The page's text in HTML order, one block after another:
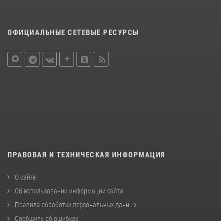
ОФИЦИАЛЬНЫЕ СЕТЕВЫЕ РЕСУРСЫ
ПРАВОВАЯ И ТЕХНИЧЕСКАЯ ИНФОРМАЦИЯ
О сайте
Об использовании информации сайта
Правила обработки персональных данных
Сообщить об ошибках